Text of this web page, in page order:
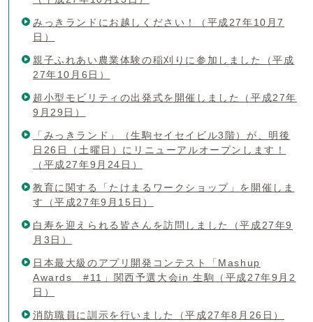
みっきランドにお越しください！（平成27年10月7
日）
親子ふれあい農業体験の稲刈りに参加しました（平成
27年10月6日）
超小型モビリティの出発式を開催しました（平成27年
9月29日）
「みっきランド」（生駒セイセイビル3階）が、明後
日26日（土曜日）にリニューアルオープンします！
（平成27年9月24日）
教育に関する「たけまるワークショップ」を開催しま
す（平成27年9月15日）
白寿を迎えられる皆さんを訪問しました（平成27年9
月3日）
日本最大級のアプリ開発コンテスト「Mashup
Awards #11」関西予選大会in 生駒（平成27年9月2
日）
消防職員に訓示を行いました（平成27年8月26日）